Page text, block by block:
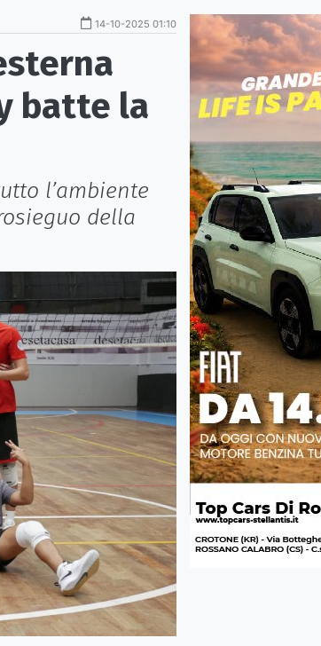
14-10-2025 01:10
batte la
l’ambiente
della